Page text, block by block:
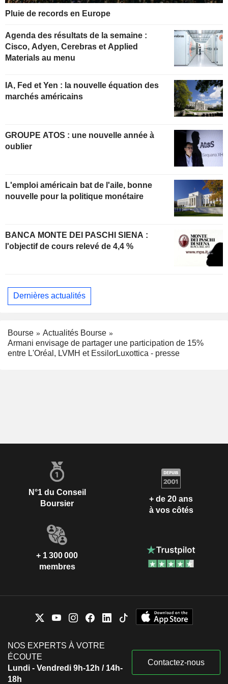
Pluie de records en Europe
Agenda des résultats de la semaine :
Cisco, Adyen, Cerebras et Applied
Materials au menu
IA, Fed et Yen : la nouvelle équation des
marchés américains
GROUPE ATOS : une nouvelle année à
oublier
L'emploi américain bat de l'aile, bonne
nouvelle pour la politique monétaire
BANCA MONTE DEI PASCHI SIENA :
l'objectif de cours relevé de 4,4 %
Dernières actualités
Bourse
Actualités Bourse
Armani envisage de partager une participation de 15%
entre L'Oréal, LVMH et EssilorLuxottica - presse
N°1 du Conseil
Boursier
+ de 20 ans
à vos côtés
+ 1 300 000
membres
NOS EXPERTS À VOTRE
ÉCOUTE
Lundi - Vendredi 9h-12h / 14h-
18h
Contactez-nous